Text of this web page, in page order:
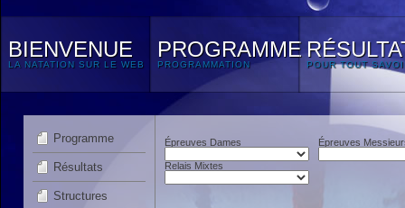
BIENVENUE
LA NATATION SUR LE WEB
PROGRAMME
PROGRAMMATION POUR TOUT
Programme
Résultats
Structures
Épreuves Dames Épreuves
Relais Mixtes